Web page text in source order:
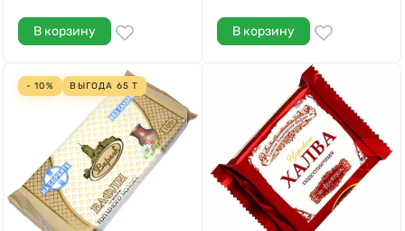
В корзину В корзину
- 10% ВЫГОДА 65 Т